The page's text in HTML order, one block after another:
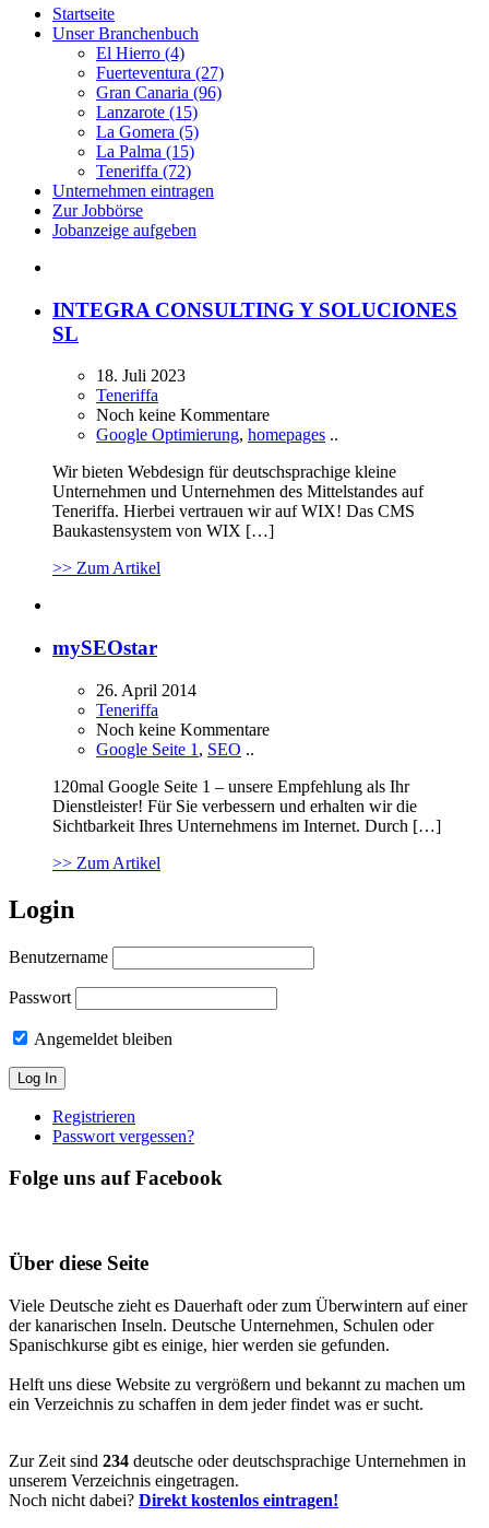
Startseite
Unser Branchenbuch
El Hierro (4)
Fuerteventura (27)
Gran Canaria (96)
Lanzarote (15)
La Gomera (5)
La Palma (15)
Teneriffa (72)
Unternehmen eintragen
Zur Jobbörse
Jobanzeige aufgeben
INTEGRA CONSULTING Y SOLUCIONES
SL
18. Juli 2023
Teneriffa
Noch keine Kommentare
Google Optimierung, homepages ..
Wir bieten Webdesign für deutschsprachige kleine
Unternehmen und Unternehmen des Mittelstandes auf
Teneriffa. Hierbei vertrauen wir auf WIX! Das CMS
Baukastensystem von WIX […]
>> Zum Artikel
mySEOstar
26. April 2014
Teneriffa
Noch keine Kommentare
Google Seite 1 , SEO ..
120mal Google Seite 1 – unsere Empfehlung als Ihr
Dienstleister! Für Sie verbessern und erhalten wir die
Sichtbarkeit Ihres Unternehmens im Internet. Durch […]
>> Zum Artikel
Login
Benutzername
Passwort
Angemeldet bleiben
Registrieren
Passwort vergessen?
Folge uns auf Facebook
Über diese Seite
Viele Deutsche zieht es Dauerhaft oder zum Überwintern auf einer
der kanarischen Inseln. Deutsche Unternehmen, Schulen oder
Spanischkurse gibt es einige, hier werden sie gefunden.
Helft uns diese Website zu vergrößern und bekannt zu machen um
ein Verzeichnis zu schaffen in dem jeder findet was er sucht.
Zur Zeit sind 234 deutsche oder deutschsprachige Unternehmen in
unserem Verzeichnis eingetragen.
Noch nicht dabei? Direkt kostenlos eintragen!